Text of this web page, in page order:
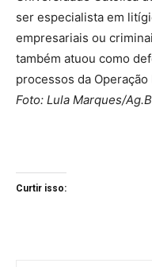
ser especialista em
empresariais ou
também atuou como
processos da Operação
Foto: Lula Marques/
Curtir isso: